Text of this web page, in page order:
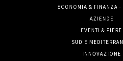
ECONOMIA & FINANZA -
AZIENDE
EVENTI & FIERE
SUD E
INNOVAZIONE